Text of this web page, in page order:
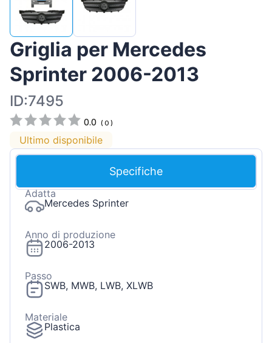
Griglia per Mercedes
Sprinter 2006-2013
ID:7495
0.0 (0 )
Ultimo disponibile
Specifiche
Adatta
Mercedes Sprinter
Anno di produzione
2006-2013
Passo
SWB, MWB, LWB, XLWB
Materiale
Plastica